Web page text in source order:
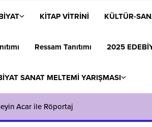
KİTAP VİTRİNİ KÜLTÜR-
Ressam Tanıtımı 2025
SANAT MELTEMİ YARIŞMASI
Acar ile Röportaj